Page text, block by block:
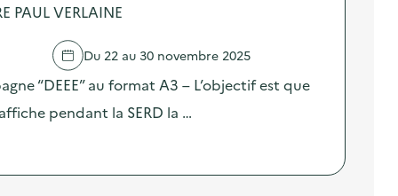
PAUL VERLAINE
Du 22 au 30 novembre 2025
“DEEE” au format A3 – L’objectif est que
pendant la SERD la …